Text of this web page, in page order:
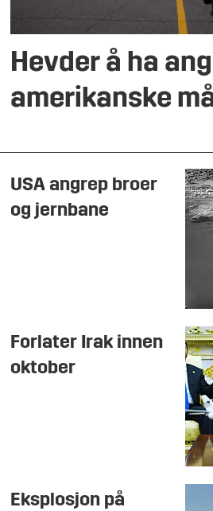
Hevder å ha
amerikanske
USA angrep broer
og jernbane
Forlater Irak innen
oktober
Eksplosjon på